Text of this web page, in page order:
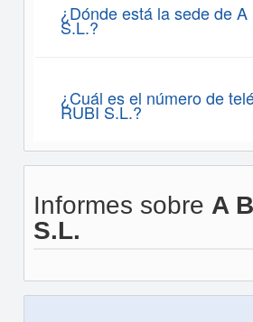
¿Dónde está la sede de A
S.L.?
¿Cuál es el número de
RUBI S.L.?
Informes sobre A
S.L.